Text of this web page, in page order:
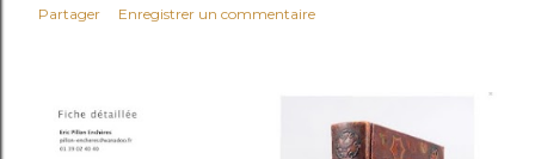
Partager Enregistrer un commentaire